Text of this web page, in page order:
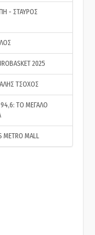
- ΣΤΑΥΡΟΣ
2025
ΤΣΟΧΟΣ
ΤΟ ΜΕΓΑΛΟ
MALL